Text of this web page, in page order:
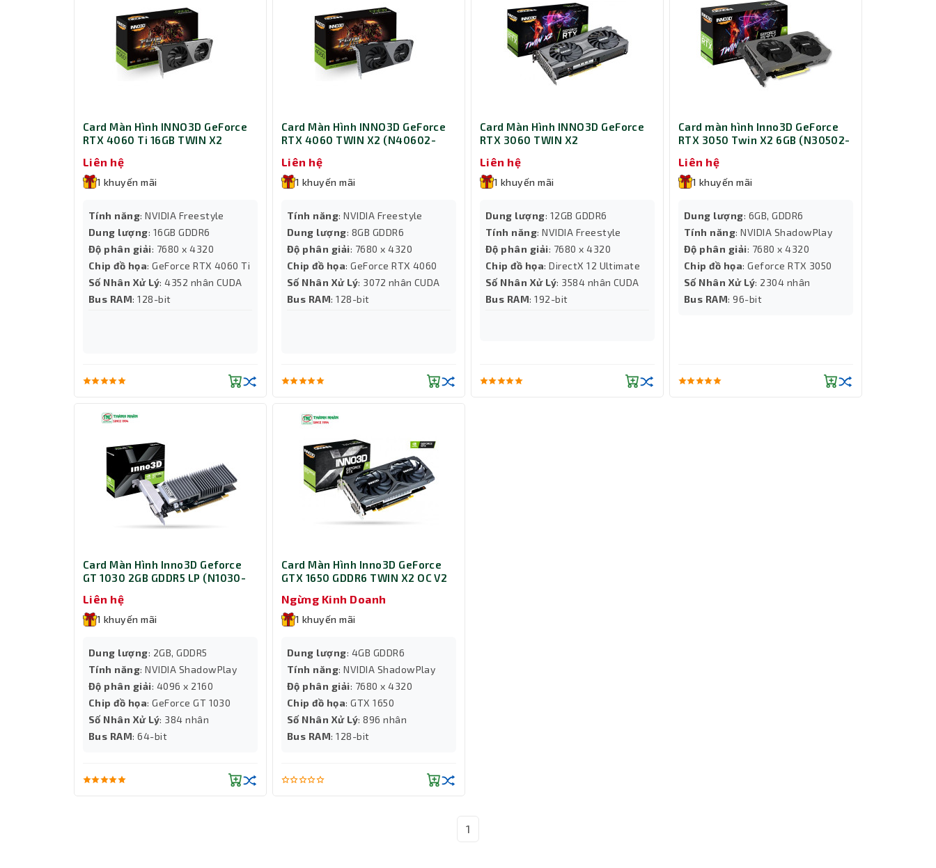
Card Màn Hình INNO3D GeForce
RTX 4060 Ti 16GB TWIN X2
Liên hệ
1 khuyến mãi
Tính năng: NVIDIA Freestyle
Dung lượng: 16GB GDDR6
Độ phân giải: 7680 x 4320
Chip đồ họa: GeForce RTX 4060 Ti
Số Nhân Xử Lý: 4352 nhân CUDA
Bus RAM: 128-bit
Card Màn Hình INNO3D GeForce
RTX 4060 TWIN X2 (N40602-
Liên hệ
1 khuyến mãi
Tính năng: NVIDIA Freestyle
Dung lượng: 8GB GDDR6
Độ phân giải: 7680 x 4320
Chip đồ họa: GeForce RTX 4060
Số Nhân Xử Lý: 3072 nhân CUDA
Bus RAM: 128-bit
Card Màn Hình INNO3D GeForce
RTX 3060 TWIN X2
Liên hệ
1 khuyến mãi
Dung lượng: 12GB GDDR6
Tính năng: NVIDIA Freestyle
Độ phân giải: 7680 x 4320
Chip đồ họa: DirectX 12 Ultimate
Số Nhân Xử Lý: 3584 nhân CUDA
Bus RAM: 192-bit
Card màn hình Inno3D GeForce
RTX 3050 Twin X2 6GB (N30502-
Liên hệ
1 khuyến mãi
Dung lượng: 6GB, GDDR6
Tính năng: NVIDIA ShadowPlay
Độ phân giải: 7680 x 4320
Chip đồ họa: Geforce RTX 3050
Số Nhân Xử Lý: 2304 nhân
Bus RAM: 96-bit
Card Màn Hình Inno3D Geforce
GT 1030 2GB GDDR5 LP (N1030-
Liên hệ
1 khuyến mãi
Dung lượng: 2GB, GDDR5
Tính năng: NVIDIA ShadowPlay
Độ phân giải: 4096 x 2160
Chip đồ họa: GeForce GT 1030
Số Nhân Xử Lý: 384 nhân
Bus RAM: 64-bit
Card Màn Hình Inno3D GeForce
GTX 1650 GDDR6 TWIN X2 OC V2
Ngừng Kinh Doanh
1 khuyến mãi
Dung lượng: 4GB GDDR6
Tính năng: NVIDIA ShadowPlay
Độ phân giải: 7680 x 4320
Chip đồ họa: GTX 1650
Số Nhân Xử Lý: 896 nhân
Bus RAM: 128-bit
1